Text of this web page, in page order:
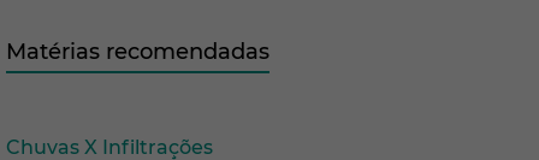
Matérias recomendadas
Chuvas X Infiltrações